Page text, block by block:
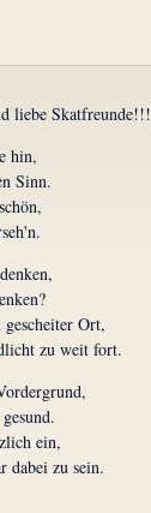
liebe Skatfreunde!!!
hin,
Sinn.
Ort,
zu weit fort.
ein,
dabei zu sein.